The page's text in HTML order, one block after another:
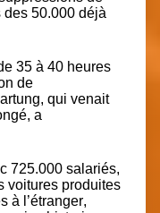
50.000 déjà
35 à 40 heures
de
qui venait
a
725.000 salariés,
voitures produites
à l’étranger,